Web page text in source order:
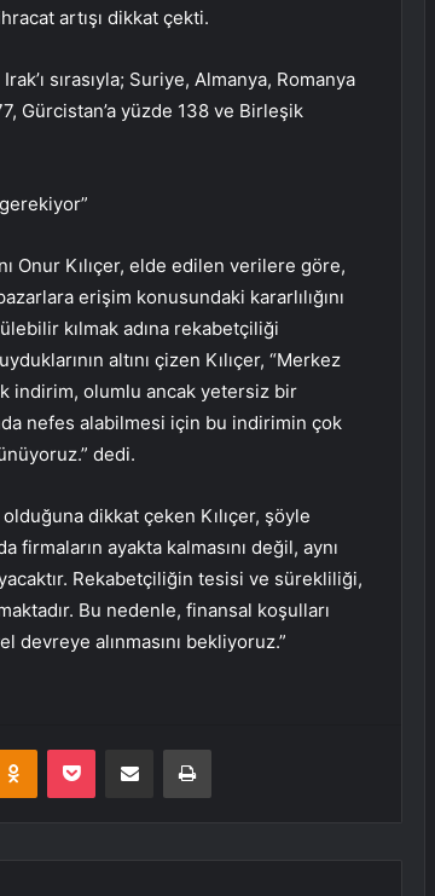
artışı dikkat çekti.
sırasıyla; Suriye, Almanya, Romanya
Gürcistan’a yüzde 138 ve Birleşik
Onur Kılıçer, elde edilen verilere göre,
erişim konusundaki kararlılığını
kılmak adına rekabetçiliği
altını çizen Kılıçer, “Merkez
indirim, olumlu ancak yetersiz bir
nefes alabilmesi için bu indirimin çok
dedi.
dikkat çeken Kılıçer, şöyle
firmaların ayakta kalmasını değil, aynı
Rekabetçiliğin tesisi ve sürekliliği,
Bu nedenle, finansal koşulları
alınmasını bekliyoruz.”
Odnoklassniki
Pocket E-Posta ile paylaş Yazdır